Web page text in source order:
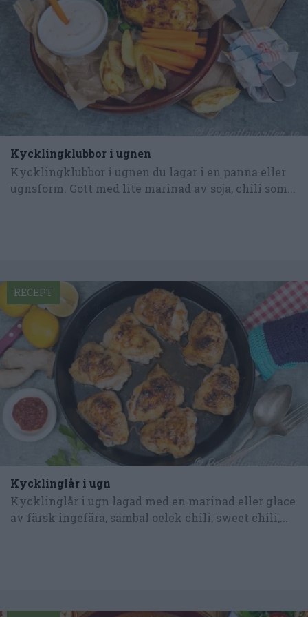
Kycklingklubbor i ugnen
Kycklingklubbor i ugnen du lagar i en panna eller
ugnsform. Gott med lite marinad av soja, chili som...
Kycklinglår i ugn
Kycklinglår i ugn lagad med en marinad eller glace
av färsk ingefära, sambal oelek chili, sweet chili,...
RECEPT